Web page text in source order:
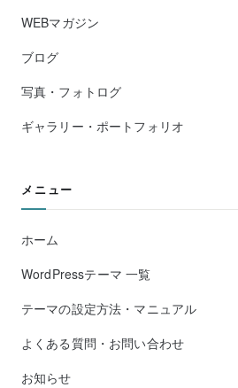
WEBマガジン
ブログ
写真・フォトログ
ギャラリー・ポートフォリオ
メニュー
ホーム
WordPressテーマ 一覧
テーマの設定方法・マニュアル
よくある質問・お問い合わせ
お知らせ